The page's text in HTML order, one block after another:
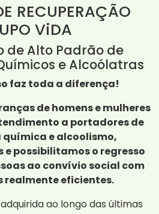
RECUPERAÇÃO
ViDA
de Alto Padrão de
e Alcoólatras
faz toda a diferença!
de homens e mulheres
a portadores de
e alcoolismo,
e possibilitamos o regresso
ao convívio social com
eficientes.
ao longo das últimas